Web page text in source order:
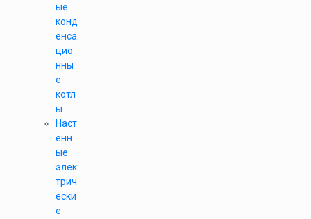
ые
конд
енса
цио
нны
е
котл
ы
Наст
енн
ые
элек
трич
ески
е